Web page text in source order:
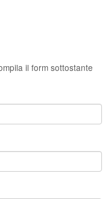
il form sottostante